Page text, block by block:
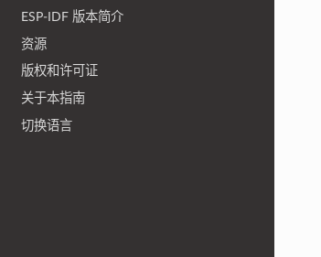
ESP-IDF 版本简介
资源
版权和许可证
关于本指南
切换语言